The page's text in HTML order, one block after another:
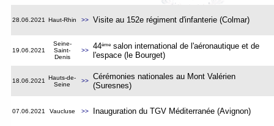
28.06.2021 Haut-Rhin >> Visite au 152e régiment d'infanterie (Colmar)
19.06.2021
Seine-
Saint-
Denis
>> 44ème salon international de l'aéronautique et de
l'espace (le Bourget)
18.06.2021
Hauts-de-
Seine
>>
Cérémonies nationales au Mont Valérien
(Suresnes)
07.06.2021 Vaucluse >> Inauguration du TGV Méditerranée (Avignon)